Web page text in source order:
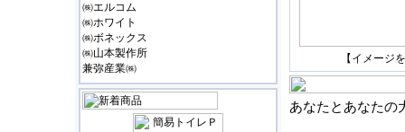
㈱エルコム
㈱ホワイト
㈱ボネックス
㈱山本製作所
兼弥産業㈱
【イメージ
あなたとあなたの